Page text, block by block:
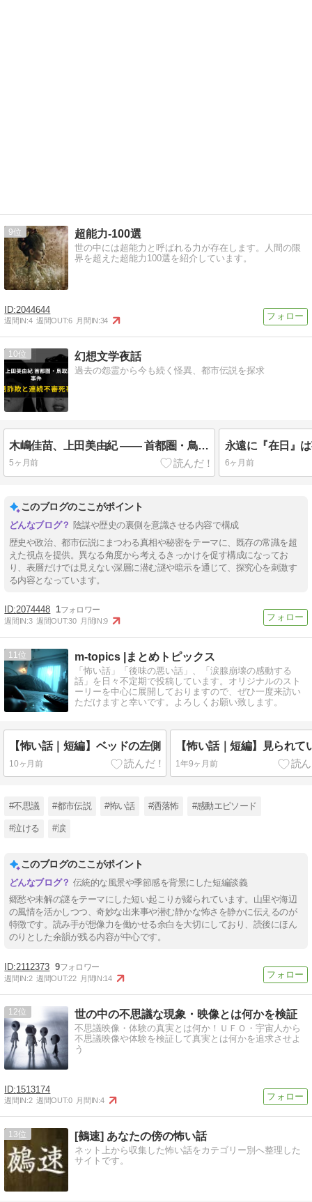
9 超能力-100選
世の中には超能力と呼ばれる力が存在します。人間の限
界を超えた超能力100選を紹介しています。
2044644
週間IN:4 週間OUT:6 月間IN:34
10 幻想文学夜話
過去の怨霊から今も続く怪異、都市伝説を探求
木嶋佳苗、上田美由紀 ―― 首都圏・鳥取連続不審死事件 婚活詐欺と連続不審死事件
5ヶ月前 6ヶ月前
このブログのここがポイント
陰謀や歴史の裏側を意識させる内容で構成
歴史や政治、都市伝説にまつわる真相や秘密をテーマに、既存の常識を超
えた視点を提供。異なる角度から考えるきっかけを促す構成になってお
り、表層だけでは見えない深層に潜む謎や暗示を通じて、探究心を刺激す
る内容となっています。
2074448 1
週間IN:3 週間OUT:30 月間IN:9
11 m-topics |まとめトピックス
「怖い話」「後味の悪い話」、「涙腺崩壊の感動する
話」を日々不定期で投稿しています。オリジナルのスト
ーリーを中心に展開しておりますので、ぜひ一度来訪い
ただけますと幸いです。よろしくお願い致します。
【怖い話｜短編】ベッドの左側
10ヶ月前
【怖い話｜短編】見られて
1年9ヶ月前
#不思議 #都市伝説 #怖い話 #洒落怖 #感動エピソード
#泣ける #涙
このブログのここがポイント
伝統的な風景や季節感を背景にした短編談義
郷愁や未解の謎をテーマにした短い起こりが綴られています。山里や海辺
の風情を活かしつつ、奇妙な出来事や潜む静かな怖さを静かに伝えるのが
特徴です。読み手が想像力を働かせる余白を大切にしており、読後にほん
のりとした余韻が残る内容が中心です。
2112373 9
週間IN:2 週間OUT:22 月間IN:14
12 世の中の不思議な現象・映像とは何かを検証
不思議映像・体験の真実とは何か！ＵＦＯ・宇宙人から
不思議映像や体験を検証して真実とは何かを追求させよ
う
1513174
週間IN:2 週間OUT:0 月間IN:4
13 [鵺速] あなたの傍の怖い話
ネット上から収集した怖い話をカテゴリー別へ整理した
サイトです。